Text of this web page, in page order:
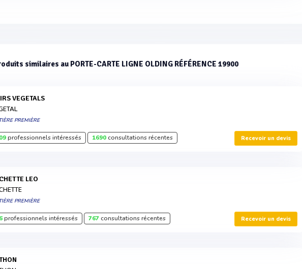
similaires au PORTE-CARTE LIGNE OLDING RÉFÉRENCE 19900
VEGETALS
PREMIÈRE
professionnels intéressés 1690consultations récentes Recevoir un devis
LEO
PREMIÈRE
professionnels intéressés 767consultations récentes Recevoir un devis